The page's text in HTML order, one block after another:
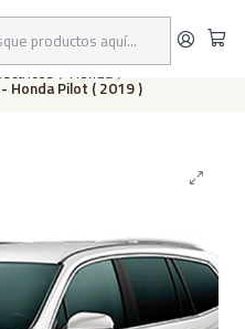
slide
Honda
Honda Pilot ( 2019 )